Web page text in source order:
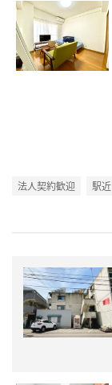
法人契約歓迎 駅近